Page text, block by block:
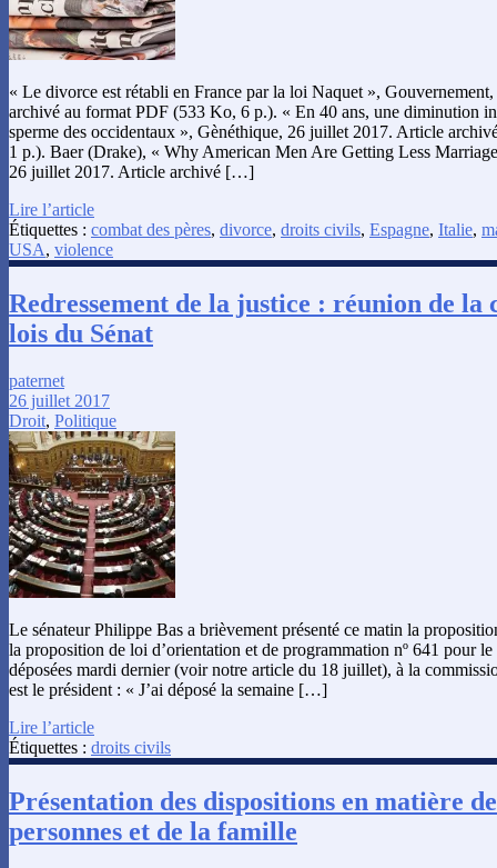
« Le divorce est rétabli en France par la loi Naquet »,
archivé au format PDF (533 Ko, 6 p.). « En 40 ans, une diminution
sperme des occidentaux », Gènéthique, 26 juillet 2017. Article
1 p.). Baer (Drake), « Why American Men Are Getting Less
26 juillet 2017. Article archivé […]
Lire l’article
Étiquettes : combat des pères, divorce, droits civils, Espagne, Italie,
USA, violence
Redressement de la justice : réunion de la
lois du Sénat
paternet
26 juillet 2017
Droit, Politique
Le sénateur Philippe Bas a brièvement présenté ce matin la
la proposition de loi d’orientation et de programmation nº 641 pour le
déposées mardi dernier (voir notre article du 18 juillet), à la
est le président : « J’ai déposé la semaine […]
Lire l’article
Étiquettes : droits civils
Présentation des dispositions en matière
personnes et de la famille